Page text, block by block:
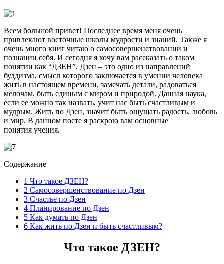
Всем большой привет! Последнее время меня очень
привлекают восточные школы мудрости и знаний. Также я
очень много книг читаю о самосовершенствовании и
познании себя. И сегодня я хочу вам рассказать о таком
понятии как “ДЗЕН”. Дзен – это одно из направлений
буддизма, смысл которого заключается в умении человека
жить в настоящем времени, замечать детали, радоваться
мелочам, быть единым с миром и природой. Данная наука,
если ее можно так назвать, учит нас быть счастливым и
мудрым. Жить по Дзен, значит быть ощущать радость, любовь
и мир. В данном посте я раскрою вам основные
понятия учения.
Содержание
1 Что такое ДЗЕН?
2 Самосовершенствование по Дзен
3 Счастье по Дзен
4 Планирование по Дзен
5 Как думать по Дзен
6 Как жить по Дзен и быть счастливым?
Что такое ДЗЕН?